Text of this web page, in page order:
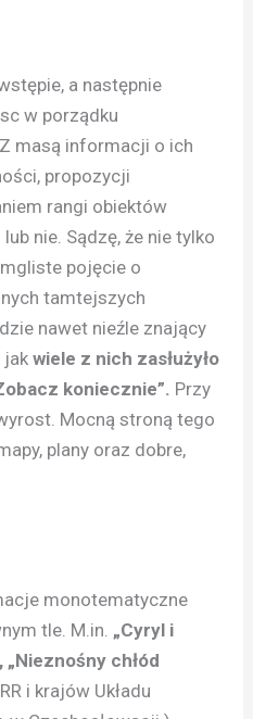
a następnie
w porządku
masą informacji o ich
propozycji
rangi obiektów
nie. Sądzę, że nie tylko
pojęcie o
tamtejszych
nawet nieźle znający
jakwiele z nich zasłużyło
koniecznie”. Przy
Mocną stroną tego
plany oraz dobre,
monotematyczne
tle. M.in. „Cyryl i
chłód
i krajów Układu